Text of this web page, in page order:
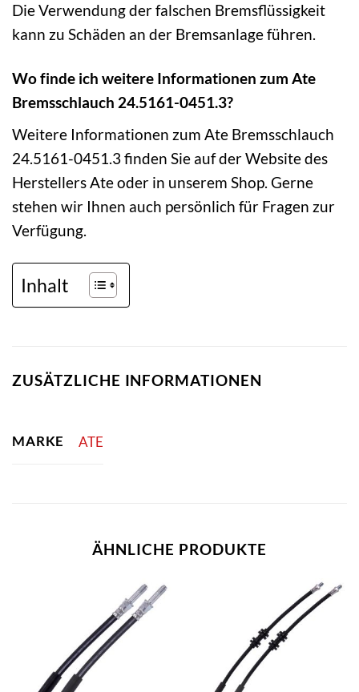
Die Verwendung der falschen Bremsflüssigkeit
kann zu Schäden an der Bremsanlage führen.
Wo finde ich weitere Informationen zum Ate
Bremsschlauch 24.5161-0451.3?
Weitere Informationen zum Ate Bremsschlauch
24.5161-0451.3 finden Sie auf der Website des
Herstellers Ate oder in unserem Shop. Gerne
stehen wir Ihnen auch persönlich für Fragen zur
Verfügung.
Inhalt
ZUSÄTZLICHE INFORMATIONEN
MARKE ATE
ÄHNLICHE PRODUKTE